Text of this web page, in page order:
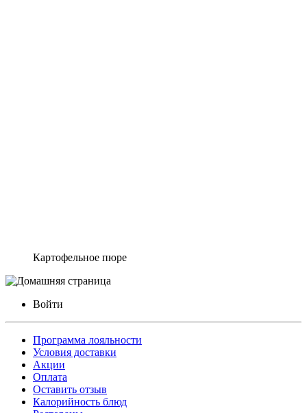
Картофельное пюре
Войти
Программа лояльности
Условия доставки
Акции
Оплата
Оставить отзыв
Калорийность блюд